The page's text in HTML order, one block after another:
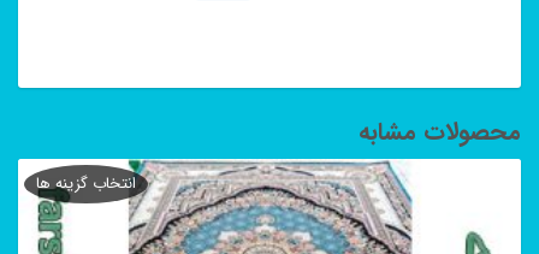
محصولات مشابه
انتخاب گزینه ها